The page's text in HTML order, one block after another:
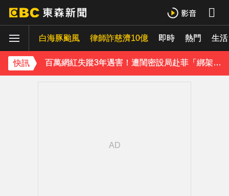
白海豚颱風 律師詐慈濟10億 即時 熱門 生活
快訊
庹宗康資產全給老婆！「名下只剩1台車」結婚15年保鮮秘訣曝
百萬網紅失蹤3年遇害！遭閨密設局赴菲「綁架撕票」千萬贖金救不回